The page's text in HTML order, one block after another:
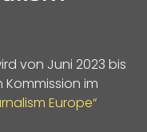
von Juni 2023 bis
im
Europe“